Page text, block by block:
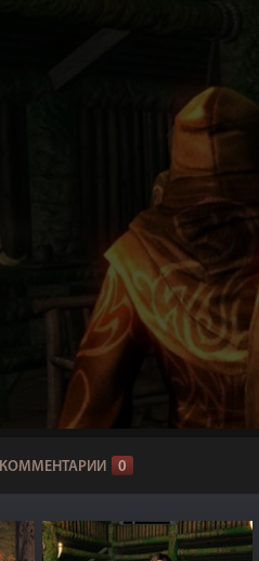
КОММЕНТАРИИ 0